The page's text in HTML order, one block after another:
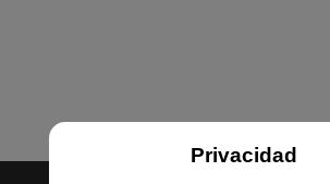
Privacidad